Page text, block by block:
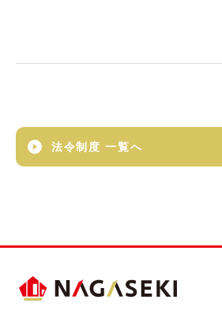
法令制度 一覧へ